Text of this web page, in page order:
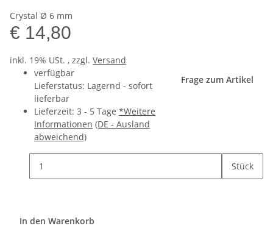
Crystal Ø 6 mm
€ 14,80
inkl. 19% USt. , zzgl. Versand
verfügbar
Lieferstatus: Lagernd - sofort
lieferbar
Lieferzeit: 3 - 5 Tage *Weitere
Informationen (DE - Ausland
abweichend)
Frage zum Artikel
Stück
In den Warenkorb